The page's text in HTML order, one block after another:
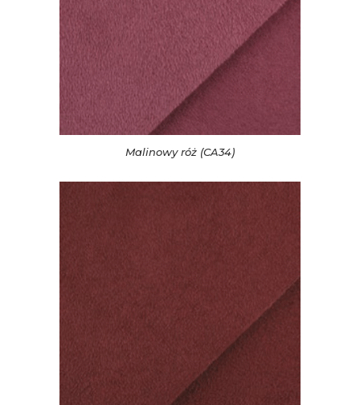
Malinowy róż (CA34)